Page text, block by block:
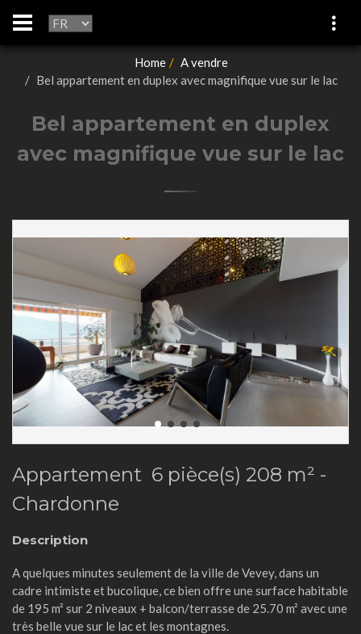
Home
A vendre
Bel appartement en duplex avec magnifique vue sur le lac
Bel appartement en duplex
avec magnifique vue sur le lac
Appartement 6 pièce(s) 208 m² -
Chardonne
Description
A quelques minutes seulement de la ville de Vevey, dans un
cadre intimiste et bucolique, ce bien offre une surface habitable
de 195 m² sur 2 niveaux + balcon/terrasse de 25.70 m² avec une
très belle vue sur le lac et les montagnes.